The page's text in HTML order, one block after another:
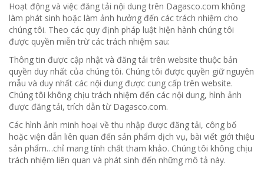
Hoạt động và việc đăng tải nội dung trên Dagasco.com không
làm phát sinh hoặc làm ảnh hưởng đến các trách nhiệm cho
chúng tôi. Theo các quy định pháp luật hiện hành chúng tôi
được quyền miễn trừ các trách nhiệm sau:
Thông tin được cập nhật và đăng tải trên website thuộc bản
quyền duy nhất của chúng tôi. Chúng tôi được quyền giữ nguyên
mẫu và duy nhất các nội dung được cung cấp trên website.
Chúng tôi không chịu trách nhiệm đến các nội dung, hình ảnh
được đăng tải, trích dẫn từ Dagasco.com.
Các hình ảnh minh hoại về thu nhập được đăng tải, công bố
hoặc viện dẫn liên quan đến sản phẩm dịch vụ, bài viết giới thiệu
sản phẩm…chỉ mang tính chất tham khảo. Chúng tôi không chịu
trách nhiệm liên quan và phát sinh đến những mô tả này.